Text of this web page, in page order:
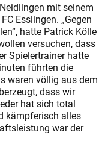
mit seinem
Esslingen. „Gegen
hatte Patrick Kölle
versuchen, dass
Spielertrainer hatte
führten die
waren völlig aus dem
dass wir
hat sich total
kämpferisch alles
war der